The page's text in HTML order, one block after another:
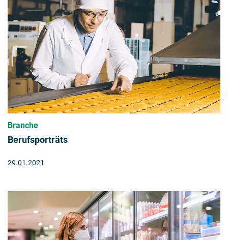
Branche
Berufsporträts
29.01.2021